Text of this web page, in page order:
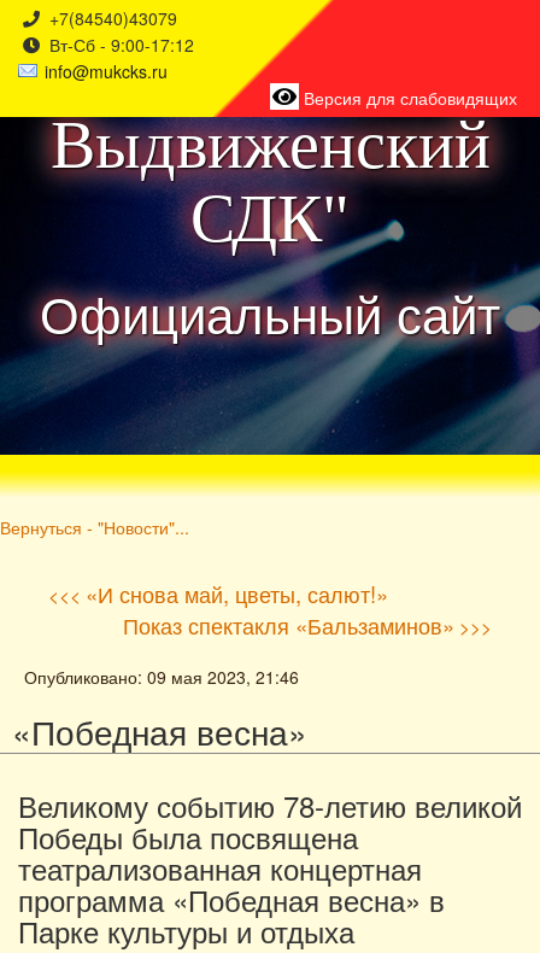
+7(84540)43079
Вт-Сб - 9:00-17:12
info@mukcks.ru
Версия для слабовидящих
района
Выдвиженский
СДК"
Официальный сайт
Вернуться - "Новости"...
<<< «И снова май, цветы, салют!»
Показ спектакля «Бальзаминов» >>>
Опубликовано: 09 мая 2023, 21:46
«Победная весна»
Великому событию 78-летию великой
Победы была посвящена
театрализованная концертная
программа «Победная весна» в
Парке культуры и отдыха